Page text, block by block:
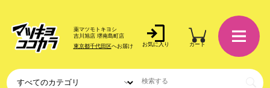
薬マツモトキヨシ
吉川旭店 堺南島町店
東京都千代田区へお届け お気に入り カート